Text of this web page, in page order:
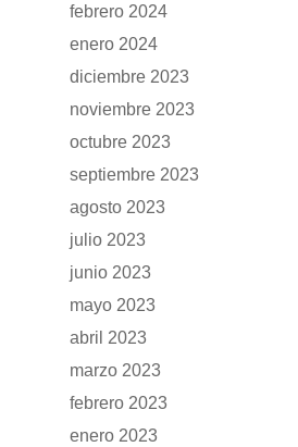
febrero 2024
enero 2024
diciembre 2023
noviembre 2023
octubre 2023
septiembre 2023
agosto 2023
julio 2023
junio 2023
mayo 2023
abril 2023
marzo 2023
febrero 2023
enero 2023